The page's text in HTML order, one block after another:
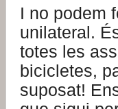
I no podem
unilateral.
totes les
bicicletes,
suposat!